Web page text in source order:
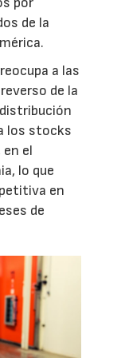
de la
a las
de la
los stocks
el
lo que
en
de